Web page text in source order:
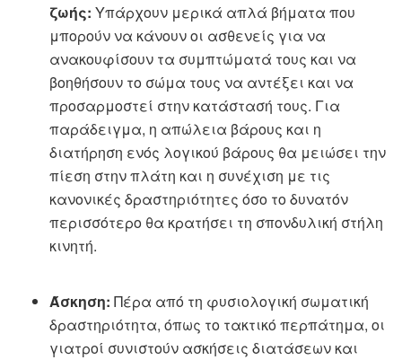
ζωής: Υπάρχουν μερικά απλά βήματα που
μπορούν να κάνουν οι ασθενείς για να
ανακουφίσουν τα συμπτώματά τους και να
βοηθήσουν το σώμα τους να αντέξει και να
προσαρμοστεί στην κατάστασή τους. Για
παράδειγμα, η απώλεια βάρους και η
διατήρηση ενός λογικού βάρους θα μειώσει την
πίεση στην πλάτη και η συνέχιση με τις
κανονικές δραστηριότητες όσο το δυνατόν
περισσότερο θα κρατήσει τη σπονδυλική στήλη
κινητή.
Άσκηση: Πέρα από τη φυσιολογική σωματική
δραστηριότητα, όπως το τακτικό περπάτημα, οι
γιατροί συνιστούν ασκήσεις διατάσεων και